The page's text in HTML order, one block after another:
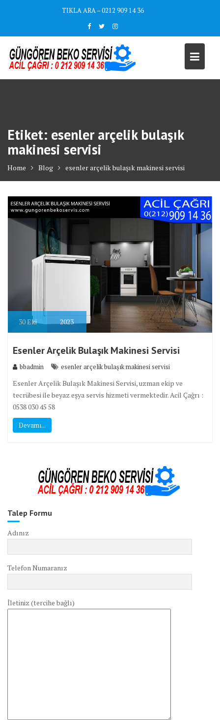
TIKLA ARA – 0212 909 14 36
Etiket: esenler arçelik bulaşık
makinesi servisi
Home Blog esenler arçelik bulaşık makinesi servisi
30Eki 2023
Esenler Arçelik Bulaşık Makinesi Servisi
bbadmin esenler arçelik bulaşık makinesi servisi
Esenler Arçelik Bulaşık Makinesi Servisi, uzman ekip ve
tecrübesi ile beyaz eşya servis hizmeti vermektedir. Acil Çağrı :
0538 030 45 58
Devamı...
Talep Formu
Adınız
Telefon Numaranız
İletiniz (tercihe bağlı)